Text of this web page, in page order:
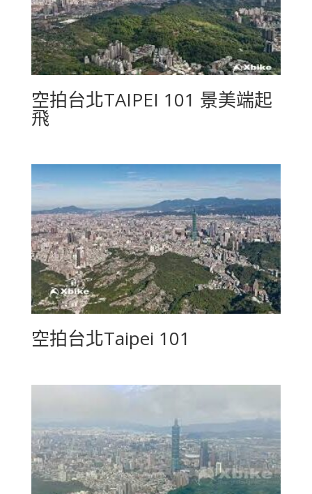
空拍台北TAIPEI 101 景美端起
飛
空拍台北Taipei 101